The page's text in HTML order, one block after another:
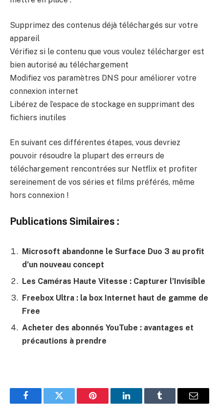
Supprimez des contenus déjà téléchargés sur votre
appareil
Vérifiez si le contenu que vous voulez télécharger est
bien autorisé au téléchargement
Modifiez vos paramètres DNS pour améliorer votre
connexion internet
Libérez de l’espace de stockage en supprimant des
fichiers inutiles
En suivant ces différentes étapes, vous devriez
pouvoir résoudre la plupart des erreurs de
téléchargement rencontrées sur Netflix et profiter
sereinement de vos séries et films préférés, même
hors connexion !
Publications Similaires :
Microsoft abandonne le Surface Duo 3 au profit
d’un nouveau concept
Les Caméras Haute Vitesse : Capturer l’Invisible
Freebox Ultra : la box Internet haut de gamme de
Free
Acheter des abonnés YouTube : avantages et
précautions à prendre
FacebookTwitter Pinterest LinkedInTumblr
E-